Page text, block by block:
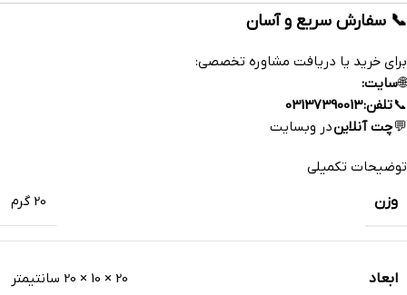
📞 سفارش سریع و آسان
برای خرید یا دریافت مشاوره تخصصی:
🌐سایت:
📞تلفن:03137390013
💬چت آنلایندر وبسایت
توضیحات تکمیلی
وزن
20 گرم
ابعاد
20 × 10 × 20 سانتیمتر